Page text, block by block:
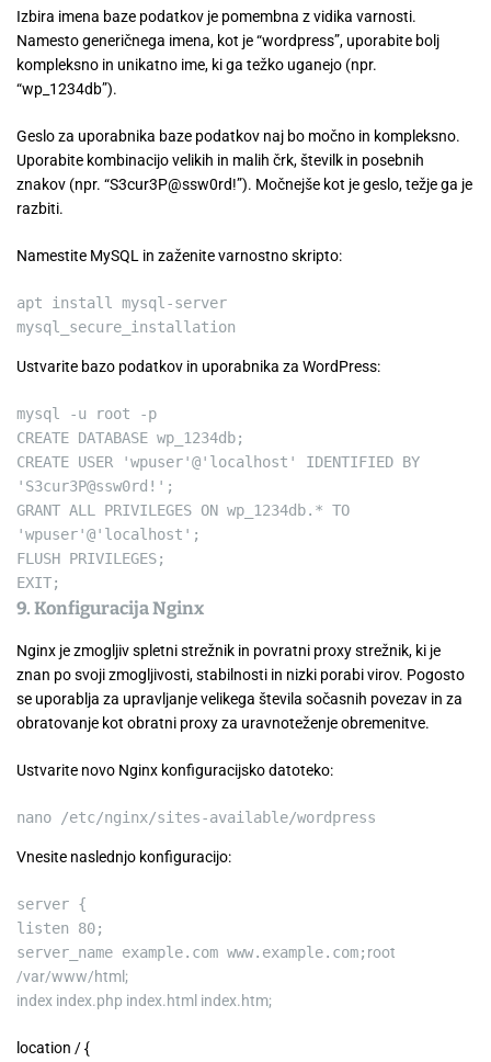
Izbira imena baze podatkov je pomembna z vidika varnosti.
Namesto generičnega imena, kot je “wordpress”, uporabite bolj
kompleksno in unikatno ime, ki ga težko uganejo (npr.
“wp_1234db”).
Geslo za uporabnika baze podatkov naj bo močno in kompleksno.
Uporabite kombinacijo velikih in malih črk, številk in posebnih
znakov (npr. “S3cur3P@ssw0rd!”). Močnejše kot je geslo, težje ga je
razbiti.
Namestite MySQL in zaženite varnostno skripto:
apt install mysql-server
mysql_secure_installation
Ustvarite bazo podatkov in uporabnika za WordPress:
mysql -u root -p
CREATE DATABASE wp_1234db;
CREATE USER 'wpuser'@'localhost' IDENTIFIED BY
'S3cur3P@ssw0rd!' ;
GRANT ALL PRIVILEGES ON wp_1234db. * TO
'wpuser'@'localhost' ;
FLUSH PRIVILEGES;
EXIT;
9. Konfiguracija Nginx
Nginx je zmogljiv spletni strežnik in povratni proxy strežnik, ki je
znan po svoji zmogljivosti, stabilnosti in nizki porabi virov. Pogosto
se uporablja za upravljanje velikega števila sočasnih povezav in za
obratovanje kot obratni proxy za uravnoteženje obremenitve.
Ustvarite novo Nginx konfiguracijsko datoteko:
nano /etc/nginx/sites-available/wordpress
Vnesite naslednjo konfiguracijo:
server {
listen 80;
server_name example.com www.example.com; root
/var/www/html;
index index.php index.html index.htm;
location / {